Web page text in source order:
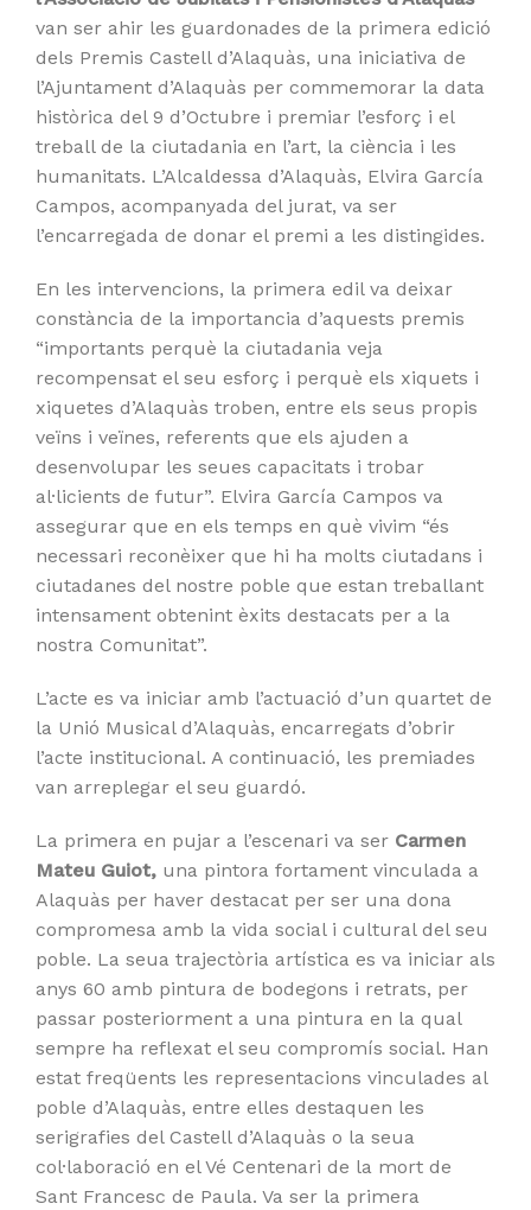
van ser ahir les guardonades de la primera edició
dels Premis Castell d’Alaquàs, una iniciativa de
l’Ajuntament d’Alaquàs per commemorar la data
històrica del 9 d’Octubre i premiar l’esforç i el
treball de la ciutadania en l’art, la ciència i les
humanitats. L’Alcaldessa d’Alaquàs, Elvira García
Campos, acompanyada del jurat, va ser
l’encarregada de donar el premi a les distingides.
En les intervencions, la primera edil va deixar
constància de la importancia d’aquests premis
“importants perquè la ciutadania veja
recompensat el seu esforç i perquè els xiquets i
xiquetes d’Alaquàs troben, entre els seus propis
veïns i veïnes, referents que els ajuden a
desenvolupar les seues capacitats i trobar
al·licients de futur”. Elvira García Campos va
assegurar que en els temps en què vivim “és
necessari reconèixer que hi ha molts ciutadans i
ciutadanes del nostre poble que estan treballant
intensament obtenint èxits destacats per a la
nostra Comunitat”.
L’acte es va iniciar amb l’actuació d’un quartet de
la Unió Musical d’Alaquàs, encarregats d’obrir
l’acte institucional. A continuació, les premiades
van arreplegar el seu guardó.
La primera en pujar a l’escenari va ser Carmen
Mateu Guiot, una pintora fortament vinculada a
Alaquàs per haver destacat per ser una dona
compromesa amb la vida social i cultural del seu
poble. La seua trajectòria artística es va iniciar als
anys 60 amb pintura de bodegons i retrats, per
passar posteriorment a una pintura en la qual
sempre ha reflexat el seu compromís social. Han
estat freqüents les representacions vinculades al
poble d’Alaquàs, entre elles destaquen les
serigrafies del Castell d’Alaquàs o la seua
col·laboració en el Vé Centenari de la mort de
Sant Francesc de Paula. Va ser la primera